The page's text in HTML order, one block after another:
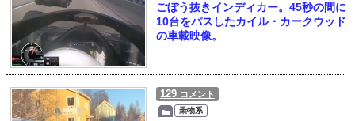
ごぼう抜きインディカー。45秒の間に
10台をパスしたカイル・カークウッド
の車載映像。
129 コメント
乗物系